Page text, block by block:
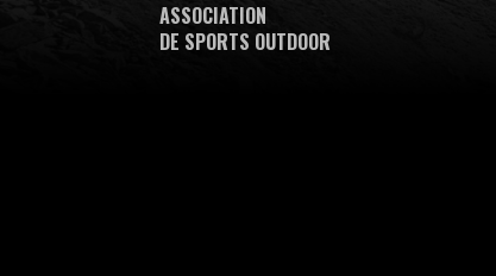
ASSOCIATION
DE SPORTS OUTDOOR